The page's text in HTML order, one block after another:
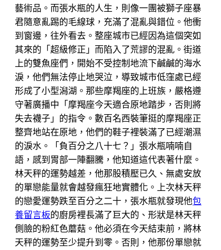
藝術品。而張水瓶的人生，則像一團被獅子座暴
君隨意亂踢的毛線球，充滿了混亂與錯位。他衝
到窗邊，往外看去。整座城市已經因為這個突如
其來的「超級修正」而陷入了荒謬的混亂。街道
上的雙魚座們，開始不受控制地流下鹹鹹的海水
淚，他們無法停止地哭泣，導致城市低窪處已經
形成了小型潟湖。那些摩羯座的上班族，嚴格遵
守著廣播中「摩羯座今天適合原地踏步，否則將
失去襪子」的指令。數百名西裝筆挺的摩羯座正
整齊地站在原地，他們的鞋子裡裝滿了已經潮濕
的淚水。「負百分之八十七？」張水瓶喃喃自
語，感到胃部一陣翻騰，他知道這代表著什麼。
林天秤的運勢越差，他那股積壓已久、無處安放
的單戀能量就會越發瘋狂地實體化。上次林天秤
的戀愛運勢跌至百分之二十，張水瓶就發現他包
養留言板的廚房裡長滿了巨大的、形狀是林天秤
側臉的粉紅色蘑菇。他必須在今天結束前，將林
天秤的運勢至少提升到零。否則，他那份單戀就